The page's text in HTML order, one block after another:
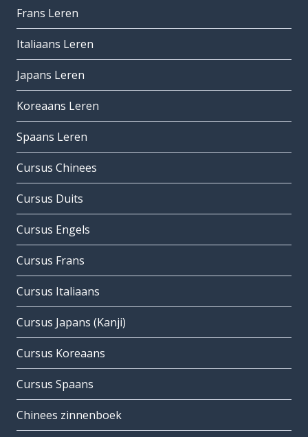
Frans Leren
Italiaans Leren
Japans Leren
Koreaans Leren
Spaans Leren
Cursus Chinees
Cursus Duits
Cursus Engels
Cursus Frans
Cursus Italiaans
Cursus Japans (Kanji)
Cursus Koreaans
Cursus Spaans
Chinees zinnenboek